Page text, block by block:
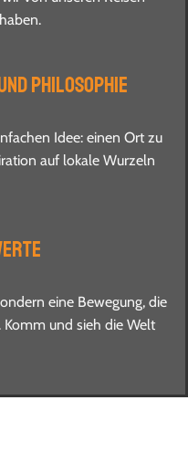
Philosophie
Idee: einen Ort zu
auf lokale Wurzeln
eine Bewegung, die
und sieh die Welt